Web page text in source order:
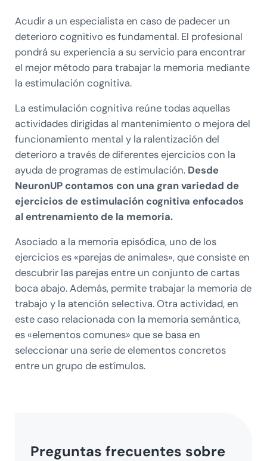
Acudir a un especialista en caso de padecer un
deterioro cognitivo es fundamental. El profesional
pondrá su experiencia a su servicio para encontrar
el mejor método para trabajar la memoria mediante
la estimulación cognitiva.
La estimulación cognitiva reúne todas aquellas
actividades dirigidas al mantenimiento o mejora del
funcionamiento mental y la ralentización del
deterioro a través de diferentes ejercicios con la
ayuda de programas de estimulación. Desde
NeuronUP contamos con una gran variedad de
ejercicios de estimulación cognitiva enfocados
al entrenamiento de la memoria.
Asociado a la memoria episódica, uno de los
ejercicios es «parejas de animales», que consiste en
descubrir las parejas entre un conjunto de cartas
boca abajo. Además, permite trabajar la memoria de
trabajo y la atención selectiva. Otra actividad, en
este caso relacionada con la memoria semántica,
es «elementos comunes» que se basa en
seleccionar una serie de elementos concretos
entre un grupo de estímulos.
Preguntas frecuentes sobre